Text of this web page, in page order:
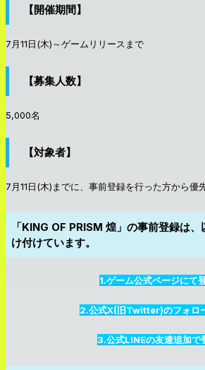
【開催期間】
7月11日(木)～ゲームリリースまで
【募集人数】
5,000名
【対象者】
7月11日(木)までに、事前登録を行った方から優
「KING OF PRISM 煌」の事前登録は
け付けています。
1.ゲーム公式ページにて
2.公式X(旧Twitter)のフォロ
3.公式LINEの友達追加で